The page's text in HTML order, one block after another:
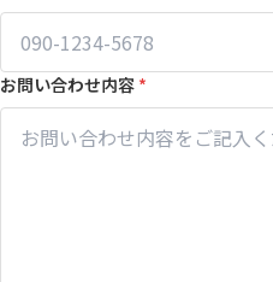
お問い合わせ内容 *